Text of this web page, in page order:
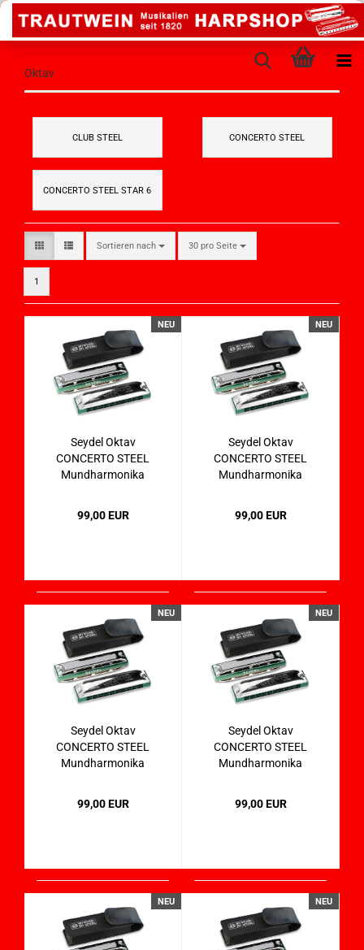
Oktav
CLUB STEEL CONCERTO STEEL
CONCERTO STEEL STAR 6
Sortieren nach 30 pro Seite
1
NEU
Seydel Oktav
CONCERTO STEEL
Mundharmonika
99,00 EUR
NEU
Seydel Oktav
CONCERTO STEEL
Mundharmonika
99,00 EUR
NEU
Seydel Oktav
CONCERTO STEEL
Mundharmonika
99,00 EUR
NEU
Seydel Oktav
CONCERTO STEEL
Mundharmonika
99,00 EUR
NEU NEU